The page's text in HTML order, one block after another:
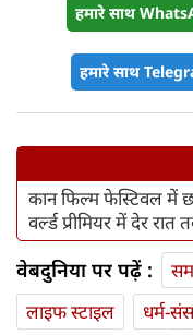
हमारे साथ
हमारे साथ
कान फिल्म फेस्टिवल में
वर्ल्ड प्रीमियर में देर
वेबदुनिया पर पढ़ें :
लाइफ स्‍टाइल
धर्म-